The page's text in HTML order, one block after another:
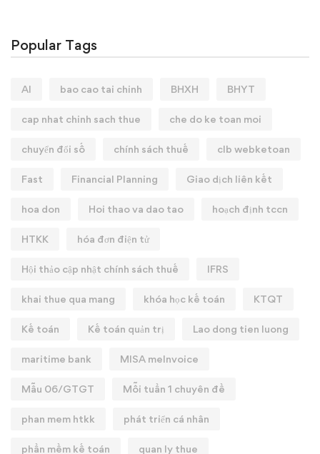
Popular Tags
AI bao cao tai chinh BHXH BHYT
cap nhat chinh sach thue che do ke toan moi
chuyển đổi số chính sách thuế clb webketoan
Fast Financial Planning Giao dịch liên kết
hoa don Hoi thao va dao tao hoạch định tccn
HTKK hóa đơn điện tử
Hội thảo cập nhật chính sách thuế IFRS
khai thue qua mang khóa học kế toán KTQT
Kế toán Kế toán quản trị Lao dong tien luong
maritime bank MISA meInvoice
Mẫu 06/GTGT Mỗi tuần 1 chuyên đề
phan mem htkk phát triển cá nhân
phần mềm kế toán quan ly thue